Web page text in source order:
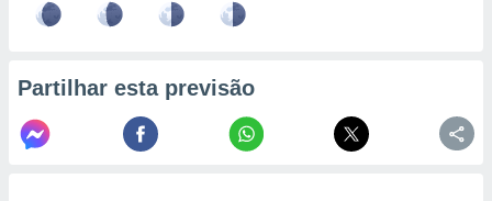
Partilhar esta previsão